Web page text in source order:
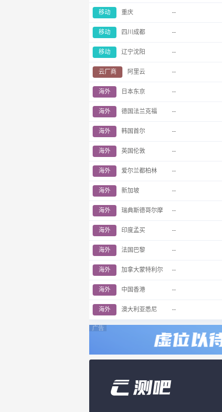
移动 重庆 --
移动 四川成都 --
移动 辽宁沈阳 --
云厂商 阿里云 --
海外 日本东京 --
海外 德国法兰克福 --
海外 韩国首尔 --
海外 英国伦敦 --
海外 爱尔兰都柏林 --
海外 新加坡 --
海外 瑞典斯德哥尔摩 --
海外 印度孟买 --
海外 法国巴黎 --
海外 加拿大蒙特利尔 --
海外 中国香港 --
海外 澳大利亚悉尼 --
广告